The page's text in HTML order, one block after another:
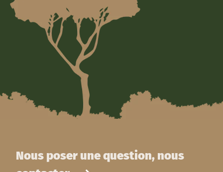
Nous poser une question, nous